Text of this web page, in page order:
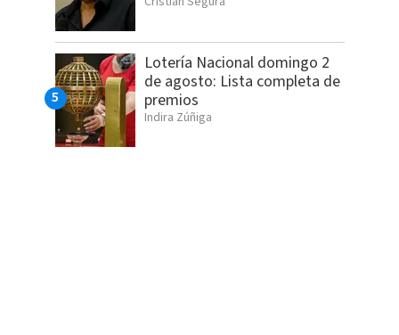
Lotería Nacional domingo 2
de agosto: Lista completa de
premios
Indira Zúñiga